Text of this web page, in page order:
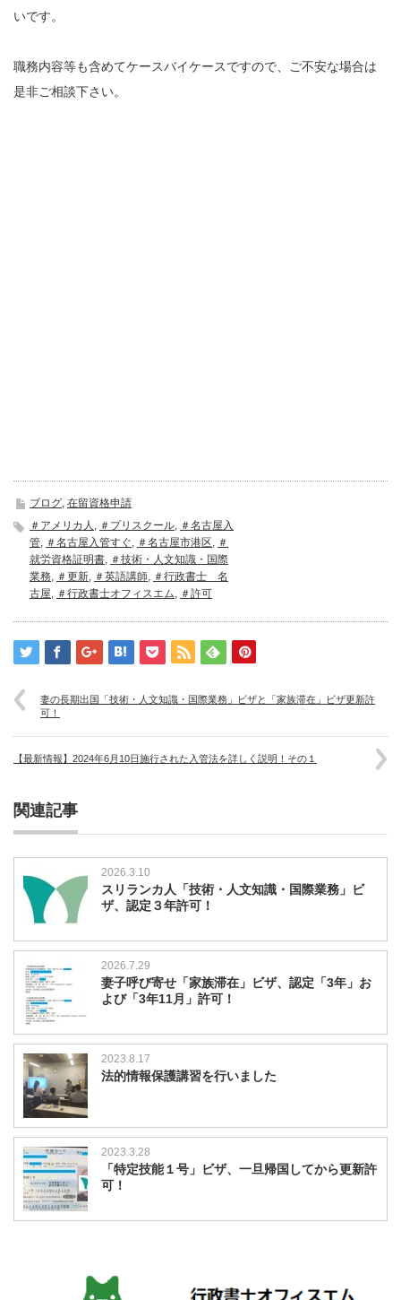
いです。
職務内容等も含めてケースバイケースですので、ご不安な場合は
是非ご相談下さい。
ブログ 在留資格申請
＃アメリカ人
＃プリスクール
＃名古屋入
管
＃名古屋入管すぐ ＃名古屋市港区
＃
就労資格証明書
＃技術・人文知識・国際
業務
＃更新 ＃英語講師
＃行政書士 名
古屋
＃行政書士オフィスエム ＃許可
妻の長期出国「技術・人文知識・国際業務」ビザと「家族滞在」ビザ更新許
可！
【最新情報】2024年6月10日施行された入管法を詳しく説明！その１
関連記事
2026.3.10
スリランカ人「技術・人文知識・国際業務」ビ
ザ、認定３年許可！
2026.7.29
妻子呼び寄せ「家族滞在」ビザ、認定「3年」お
よび「3年11月」許可！
2023.8.17
法的情報保護講習を行いました
2023.3.28
「特定技能１号」ビザ、一旦帰国してから更新許
可！